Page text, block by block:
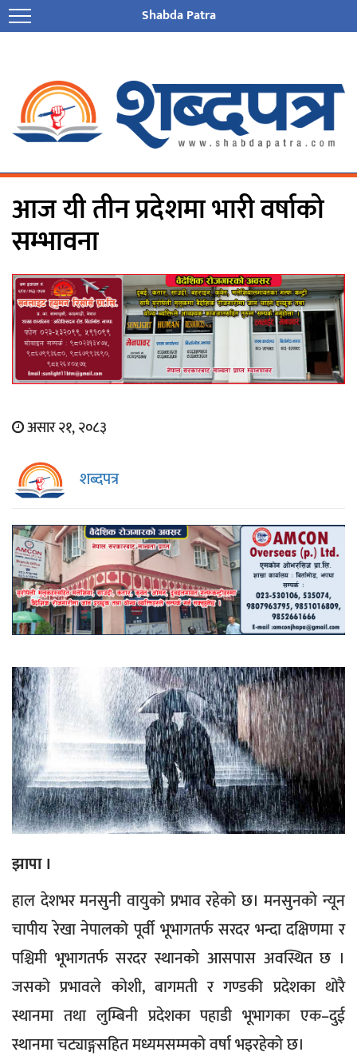
Shabda Patra
आज यी तीन प्रदेशमा भारी वर्षाको
सम्भावना
असार २१, २०८३
शब्दपत्र
झापा ।
हाल देशभर मनसुनी वायुको प्रभाव रहेको छ। मनसुनको न्यून
चापीय रेखा नेपालको पूर्वी भूभागतर्फ सरदर भन्दा दक्षिणमा र
पश्चिमी भूभागतर्फ सरदर स्थानको आसपास अवस्थित छ ।
जसको प्रभावले कोशी, बागमती र गण्डकी प्रदेशका थोरै
स्थानमा तथा लुम्बिनी प्रदेशका पहाडी भूभागका एक–दुई
स्थानमा चट्याङ्गसहित मध्यमसम्मको वर्षा भइरहेको छ।‌